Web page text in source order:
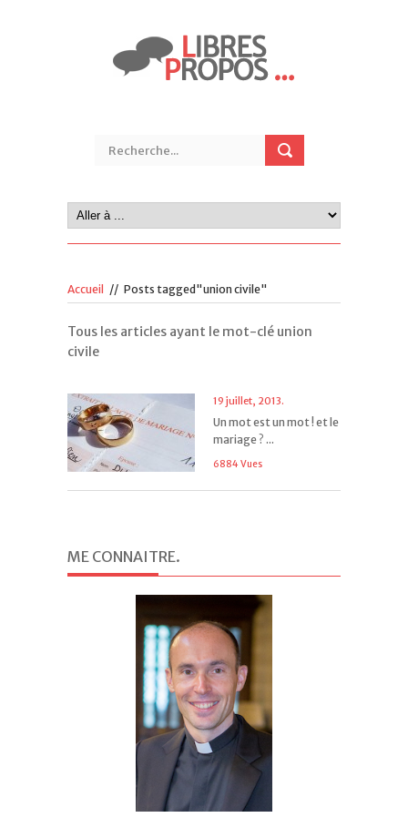
Accueil // Posts tagged"union civile"
Tous les articles ayant le mot-clé union
civile
19 juillet, 2013.
Un mot est un mot ! et le
mariage ? ...
6884 Vues
ME CONNAITRE.